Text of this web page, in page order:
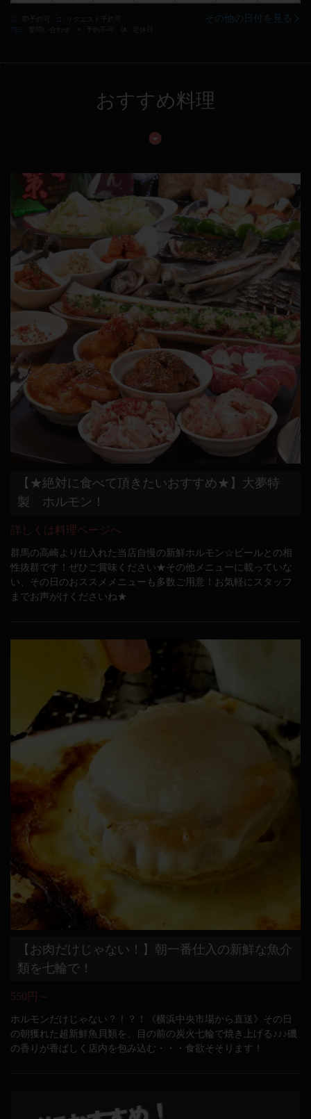
□
TEL
要問い合わせ 休 定休日
その他の日付を見る
おすすめ料理
【★絶対に食べて頂きたいおすすめ★】大夢特
製 ホルモン！
詳しくは料理ページへ
群馬の高崎より仕入れた当店自慢の新鮮ホルモン☆ビールとの相
性抜群です！ぜひご賞味ください★その他メニューに載っていな
い、その日のおススメメニューも多数ご用意！お気軽にスタッフ
までお声がけくださいね★
【お肉だけじゃない！】朝一番仕入の新鮮な魚介
類を七輪で！
550円～
ホルモンだけじゃない？！？！《横浜中央市場から直送》その日
の朝獲れた超新鮮魚貝類を、目の前の炭火七輪で焼き上げる♪♪♪磯
の香りが香ばしく店内を包み込む・・・食欲そそります！